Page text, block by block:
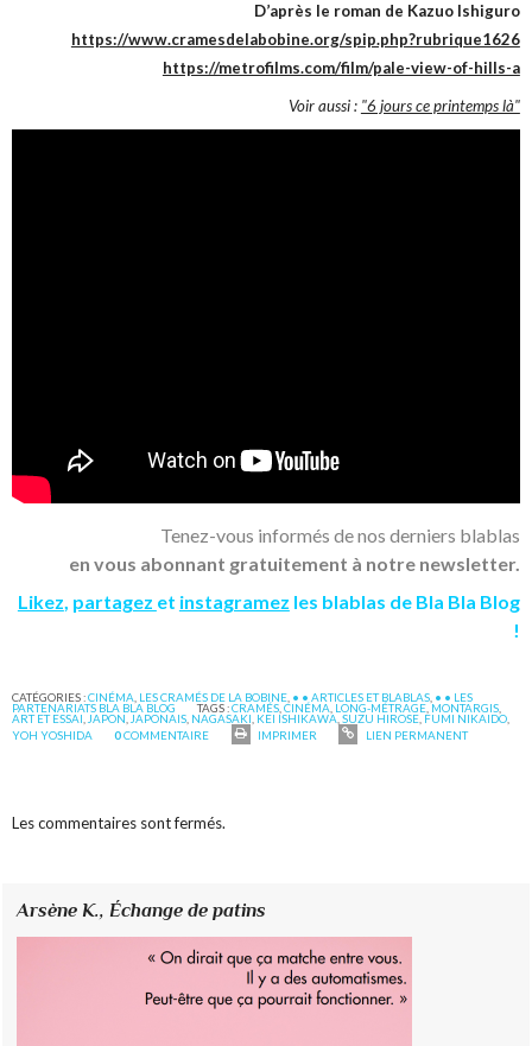
D’après le roman de Kazuo Ishiguro
https://www.cramesdelabobine.org/spip.php?rubrique1626
https://metrofilms.com/film/pale-view-of-hills-a
Voir aussi : "6 jours ce printemps là"
Tenez-vous informés de nos derniers blablas
en vous abonnant gratuitement à notre newsletter.
Likez partagez et instagramez les blablas de Bla Bla Blog
!
CATÉGORIES :CINÉMA LES CRAMÉS DE LA BOBINE • • ARTICLES ET BLABLAS • • LES
PARTENARIATS BLA BLA BLOG TAGS :CRAMÉS ,CINÉMA LONG-MÉTRAGE MONTARGIS
ART ET ESSAI JAPON JAPONAIS NAGASAKI KEI ISHIKAWA ,SUZU HIROSE FUMI NIKAIDO
YOH YOSHIDA
0COMMENTAIRE IMPRIMER LIEN PERMANENT
Les commentaires sont fermés.
Arsène K.,Échange de patins